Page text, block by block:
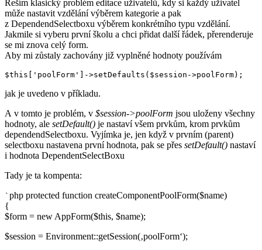
Řeším klasický problém editace uživatelů, kdy si každý uživatel
může nastavit vzdělání výběrem kategorie a pak
z DependendSelectboxu výběrem konkrétního typu vzdělání.
Jakmile si vyberu první školu a chci přidat další řádek, přerenderuje
se mi znova celý form.
Aby mi zůstaly zachovány již vyplněné hodnoty používám
jak je uvedeno v příkladu.
A v tomto je problém, v $session->poolForm jsou uloženy všechny
hodnoty, ale setDefault() je nastaví všem prvkům, krom prvkům
dependendSelectboxu. Vyjímka je, jen když v prvním (parent)
selectboxu nastavena první hodnota, pak se přes setDefault() nastaví
i hodnota DependentSelectBoxu
Tady je ta kompenta:
` php protected function createComponentPoolForm($name)
{
$form = new AppForm($this, $name);
$session = Environment::getSession(‚poolForm‘);